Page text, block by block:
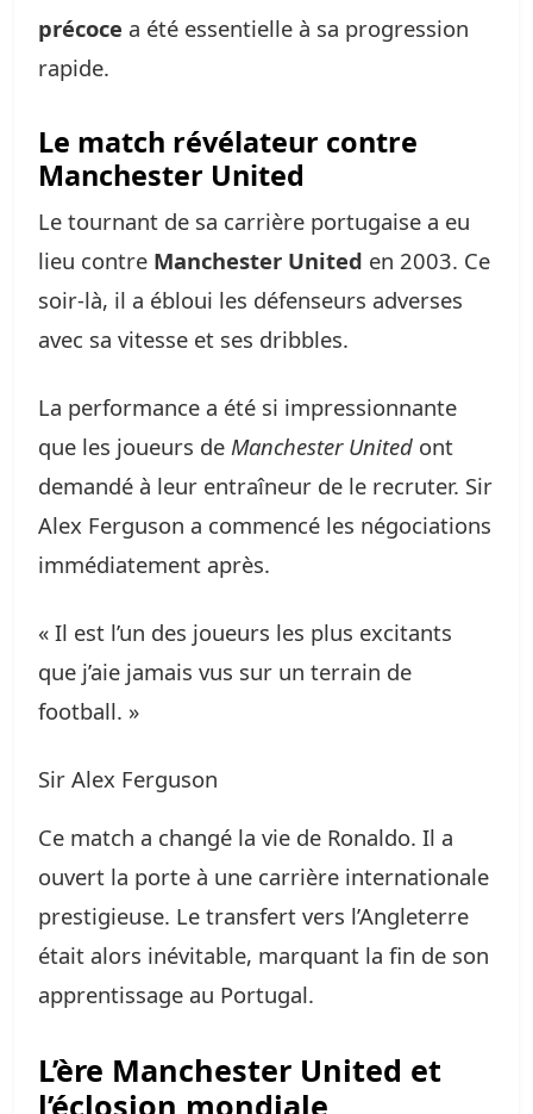
précoce a été essentielle à sa progression
rapide.
Le match révélateur contre
Manchester United
Le tournant de sa carrière portugaise a eu
lieu contre Manchester United en 2003. Ce
soir-là, il a ébloui les défenseurs adverses
avec sa vitesse et ses dribbles.
La performance a été si impressionnante
que les joueurs de Manchester United ont
demandé à leur entraîneur de le recruter. Sir
Alex Ferguson a commencé les négociations
immédiatement après.
« Il est l’un des joueurs les plus excitants
que j’aie jamais vus sur un terrain de
football. »
Sir Alex Ferguson
Ce match a changé la vie de Ronaldo. Il a
ouvert la porte à une carrière internationale
prestigieuse. Le transfert vers l’Angleterre
était alors inévitable, marquant la fin de son
apprentissage au Portugal.
L’ère Manchester United et
l’éclosion mondiale